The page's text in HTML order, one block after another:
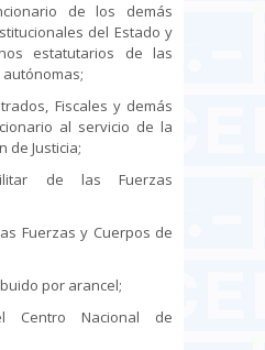
de los demás
del Estado y
estatutarios de las
Fiscales y demás
al servicio de la
de Justicia;
de las Fuerzas
Fuerzas y Cuerpos de
por arancel;
Centro Nacional de